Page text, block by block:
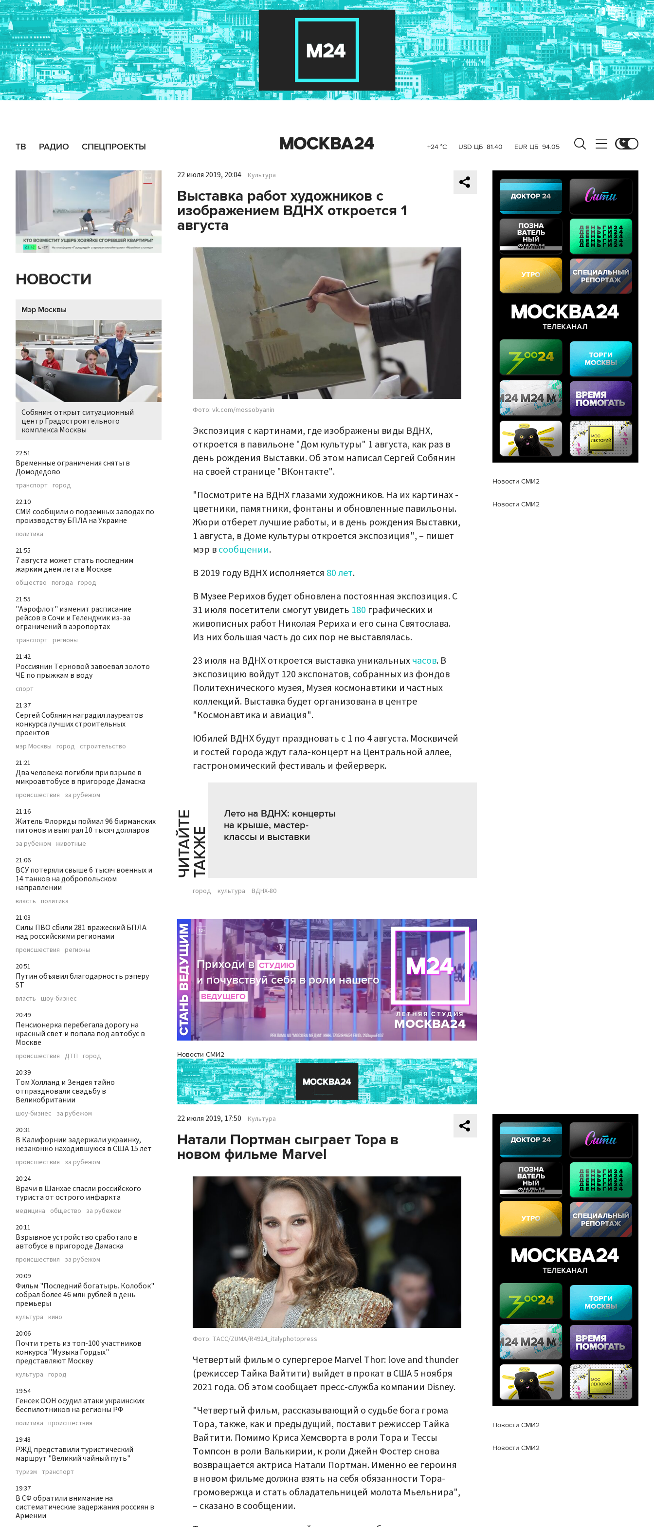
ТВ РАДИО СПЕЦПРОЕКТЫ +24 °C USD ЦБ 81.40 EUR ЦБ 94.05
НОВОСТИ
Мэр Москвы
Собянин: открыт ситуационный
центр Градостроительного
комплекса Москвы
22:51
Временные ограничения сняты в
Домодедово
транспорт город
22:10
СМИ сообщили о подземных заводах по
производству БПЛА на Украине
политика
21:55
7 августа может стать последним
жарким днем лета в Москве
общество погода город
21:55
"Аэрофлот" изменит расписание
рейсов в Сочи и Геленджик из-за
ограничений в аэропортах
транспорт регионы
21:42
Россиянин Терновой завоевал золото
ЧЕ по прыжкам в воду
спорт
21:37
Сергей Собянин наградил лауреатов
конкурса лучших строительных
проектов
мэр Москвы город строительство
21:21
Два человека погибли при взрыве в
микроавтобусе в пригороде Дамаска
происшествия за рубежом
21:16
Житель Флориды поймал 96 бирманских
питонов и выиграл 10 тысяч долларов
за рубежом животные
21:06
ВСУ потеряли свыше 6 тысяч военных и
14 танков на добропольском
направлении
власть политика
21:03
Силы ПВО сбили 281 вражеский БПЛА
над российскими регионами
происшествия регионы
20:51
Путин объявил благодарность рэперу
ST
власть шоу-бизнес
20:49
Пенсионерка перебегала дорогу на
красный свет и попала под автобус в
Москве
происшествия ДТП город
20:39
Том Холланд и Зендея тайно
отпраздновали свадьбу в
Великобритании
шоу-бизнес за рубежом
20:31
В Калифорнии задержали украинку,
незаконно находившуюся в США 15 лет
происшествия за рубежом
20:24
Врачи в Шанхае спасли российского
туриста от острого инфаркта
медицина общество за рубежом
20:11
Взрывное устройство сработало в
автобусе в пригороде Дамаска
происшествия за рубежом
20:09
Фильм "Последний богатырь. Колобок"
собрал более 46 млн рублей в день
премьеры
культура кино
20:06
Почти треть из топ-100 участников
конкурса "Музыка Гордых"
представляют Москву
культура город
19:54
Генсек ООН осудил атаки украинских
беспилотников на регионы РФ
политика происшествия
19:48
РЖД представили туристический
маршрут "Великий чайный путь"
туризм транспорт
19:37
В СФ обратили внимание на
систематические задержания россиян в
Армении
22 июля 2019, 20:04 Культура
Выставка работ художников с
изображением ВДНХ откроется 1
августа
Фото: vk.com/mossobyanin
Экспозиция с картинами, где изображены виды ВДНХ,
откроется в павильоне "Дом культуры" 1 августа, как раз в
день рождения Выставки. Об этом написал Сергей Собянин
на своей странице "ВКонтакте".
"Посмотрите на ВДНХ глазами художников. На их картинах -
цветники, памятники, фонтаны и обновленные павильоны.
Жюри отберет лучшие работы, и в день рождения Выставки,
1 августа, в Доме культуры откроется экспозиция", – пишет
мэр всообщении.
В 2019 году ВДНХ исполняется 80 лет.
В Музее Рерихов будет обновлена постоянная экспозиция. С
31 июля посетители смогут увидеть 180 графических и
живописных работ Николая Рериха и его сына Святослава.
Из них большая часть до сих пор не выставлялась.
23 июля на ВДНХ откроется выставка уникальныхчасов. В
экспозицию войдут 120 экспонатов, собранных из фондов
Политехнического музея, Музея космонавтики и частных
коллекций. Выставка будет организована в центре
"Космонавтика и авиация".
Юбилей ВДНХ будут праздновать с 1 по 4 августа. Москвичей
и гостей города ждут гала-концерт на Центральной аллее,
гастрономический фестиваль и фейерверк.
Ч
И
Т
АЙ
Т
Е
Т
А
К
ЖЕ
Лето на ВДНХ: концерты
на крыше, мастер-
классы и выставки
город культура ВДНХ-80
Новости СМИ2
Новости СМИ2
Новости СМИ2
22 июля 2019, 17:50 Культура
Натали Портман сыграет Тора в
новом фильме Marvel
Фото: ТАСС/ZUMA/R4924_italyphotopress
Четвертый фильм о супергерое Marvel Thor: love and thunder
(режиссер Тайка Вайтити) выйдет в прокат в США 5 ноября
2021 года. Об этом сообщает пресс-служба компании Disney.
"Четвертый фильм, рассказывающий о судьбе бога грома
Тора, также, как и предыдущий, поставит режиссер Тайка
Вайтити. Помимо Криса Хемсворта в роли Тора и Тессы
Томпсон в роли Валькирии, к роли Джейн Фостер снова
возвращается актриса Натали Портман. Именно ее героиня
в новом фильме должна взять на себя обязанности Тора-
громовержца и стать обладательницей молота Мьельнира",
– сказано в сообщении.
Новости СМИ2
Новости СМИ2